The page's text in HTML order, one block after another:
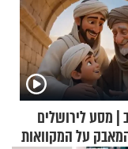
מסע לירושלים
על המקוואות